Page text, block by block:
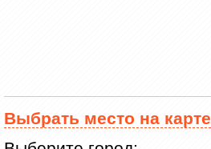
Выбрать место на карте